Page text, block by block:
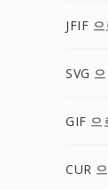
JFIF
SVG
GIF 으
CUR